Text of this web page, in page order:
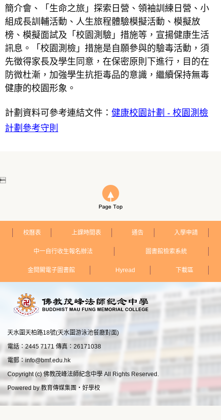
簡介會、「生命之旅」探索日營、領袖訓練日營、小
組成長訓輔活動、人生旅程體驗模擬活動、模擬放
榜、模擬面試及「校園測驗」措施等，宣揚健康生活
訊息。「校園測檢」措施是自願參與的驗毒活動，須
先徵得家長及學生同意，在保密原則下進行，目的在
防微杜漸，加強學生抗拒毒品的意識，繼續保持無毒
健康的校園形象。
計劃資料可參考連結文件： 健康校園計劃 - 校園測檢
計劃參考守則

校曆表 上課時間表 通告 入學申請
中一自行收生報名辦法 圖書館檢索系統
金閱閣電子圖書館 Hyread 下載區
天水圍天柏路18號(天水圍游泳池餐廳對面)
電話：2445 7171 傳真：26171038
電郵：info@bmf.edu.hk
Copyright (c) 佛教茂峰法師紀念中學 All Rights Reserved.
Powered by教育傳媒集團 ‧ 好學校